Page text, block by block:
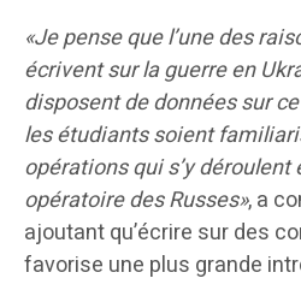
«Je pense que l’une des
écrivent sur la guerre en
disposent de données sur
les étudiants soient
opérations qui s’y déroulent
opératoire des Russes», a
ajoutant qu’écrire sur des
favorise une plus grande